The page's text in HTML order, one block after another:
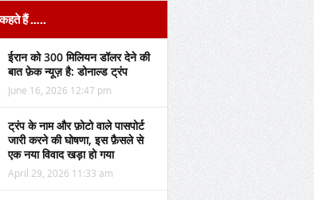
कहते हैं …..
ईरान को 300 मिलियन डॉलर देने की
बात फ़ेक न्यूज़ है: डोनाल्ड ट्रंप
June 16, 2026 12:47 pm
ट्रंप के नाम और फ़ोटो वाले पासपोर्ट
जारी करने की घोषणा, इस फ़ैसले से
एक नया विवाद खड़ा हो गया
April 29, 2026 11:33 am